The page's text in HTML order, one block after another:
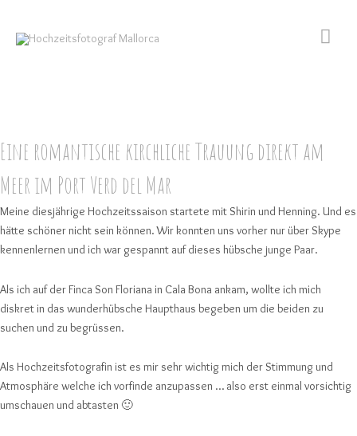
springen
Eine romantische kirchliche Trauung direkt am
Meer im Port Verd del Mar
Meine diesjährige Hochzeitssaison startete mit Shirin und Henning. Und es
hätte schöner nicht sein können. Wir konnten uns vorher nur über Skype
kennenlernen und ich war gespannt auf dieses hübsche junge Paar.
Als ich auf der Finca Son Floriana in Cala Bona ankam, wollte ich mich
diskret in das wunderhübsche Haupthaus begeben um die beiden zu
suchen und zu begrüssen.
Als Hochzeitsfotografin ist es mir sehr wichtig mich der Stimmung und
Atmosphäre welche ich vorfinde anzupassen … also erst einmal vorsichtig
umschauen und abtasten 🙂